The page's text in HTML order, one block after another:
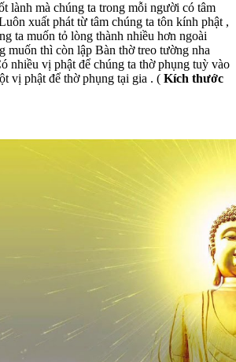
lành mà chúng ta trong mỗi người có tâm
xuất phát từ tâm chúng ta tôn kính phật ,
ta muốn tỏ lòng thành nhiều hơn ngoài
muốn thì còn lập Bàn thờ treo tường nha
nhiều vị phật để chúng ta thờ phụng tuỳ vào
vị phật để thờ phụng tại gia . ( Kích thước